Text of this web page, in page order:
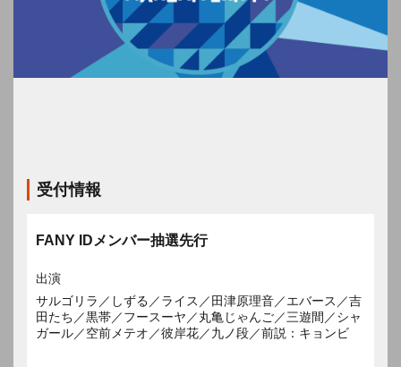
受付情報
FANY IDメンバー抽選先行
出演
サルゴリラ／しずる／ライス／田津原理音／エバース／吉
田たち／黒帯／フースーヤ／丸亀じゃんご／三遊間／シャ
ガール／空前メテオ／彼岸花／九ノ段／前説：キョンビ